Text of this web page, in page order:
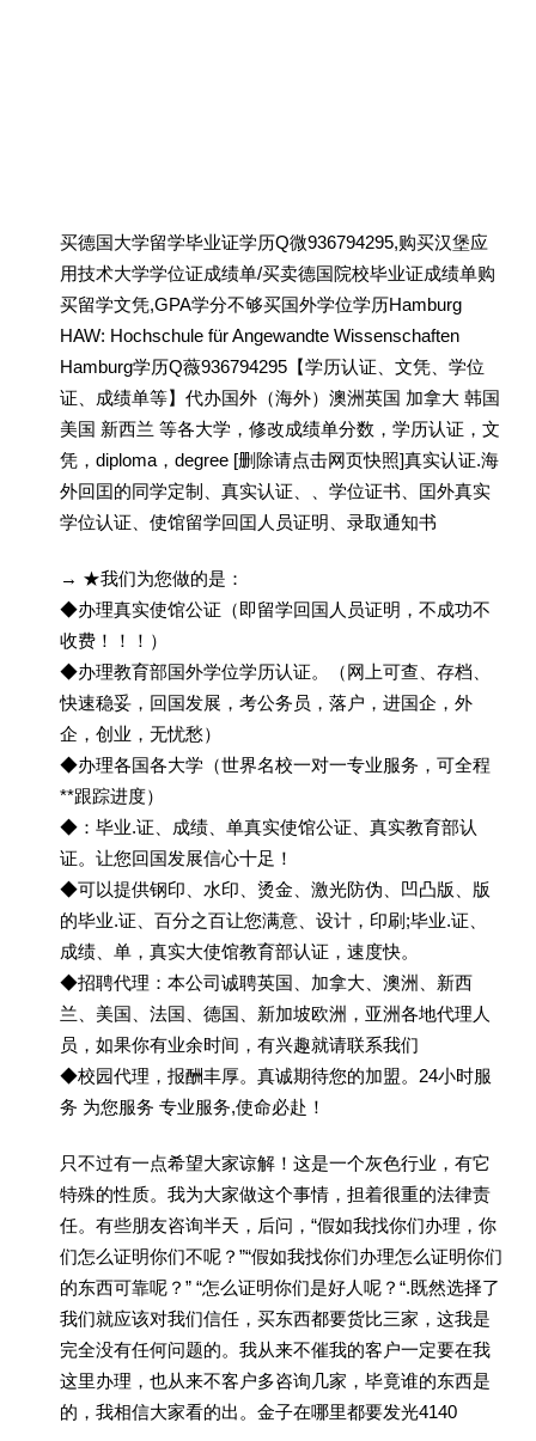
买德国大学留学毕业证学历Q微936794295,购买汉堡应
用技术大学学位证成绩单/买卖德国院校毕业证成绩单购
买留学文凭,GPA学分不够买国外学位学历Hamburg
HAW: Hochschule für Angewandte Wissenschaften
Hamburg学历Q薇936794295【学历认证、文凭、学位
证、成绩单等】代办国外（海外）澳洲英国 加拿大 韩国
美国 新西兰 等各大学，修改成绩单分数，学历认证，文
凭，diploma，degree [删除请点击网页快照]真实认证.海
外回囯的同学定制、真实认证、、学位证书、囯外真实
学位认证、使馆留学回囯人员证明、录取通知书
→ ★我们为您做的是：
◆办理真实使馆公证（即留学回国人员证明，不成功不
收费！！！）
◆办理教育部国外学位学历认证。（网上可查、存档、
快速稳妥，回国发展，考公务员，落户，进国企，外
企，创业，无忧愁）
◆办理各国各大学（世界名校一对一专业服务，可全程
**跟踪进度）
◆：毕业.证、成绩、单真实使馆公证、真实教育部认
证。让您回国发展信心十足！
◆可以提供钢印、水印、烫金、激光防伪、凹凸版、版
的毕业.证、百分之百让您满意、设计，印刷;毕业.证、
成绩、单，真实大使馆教育部认证，速度快。
◆招聘代理：本公司诚聘英国、加拿大、澳洲、新西
兰、美国、法国、德国、新加坡欧洲，亚洲各地代理人
员，如果你有业余时间，有兴趣就请联系我们
◆校园代理，报酬丰厚。真诚期待您的加盟。24小时服
务 为您服务 专业服务,使命必赴！
只不过有一点希望大家谅解！这是一个灰色行业，有它
特殊的性质。我为大家做这个事情，担着很重的法律责
任。有些朋友咨询半天，后问，“假如我找你们办理，你
们怎么证明你们不呢？”“假如我找你们办理怎么证明你们
的东西可靠呢？” “怎么证明你们是好人呢？“.既然选择了
我们就应该对我们信任，买东西都要货比三家，这我是
完全没有任何问题的。我从来不催我的客户一定要在我
这里办理，也从来不客户多咨询几家，毕竟谁的东西是
的，我相信大家看的出。金子在哪里都要发光4140